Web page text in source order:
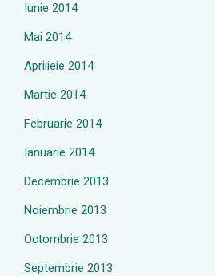
Iunie 2014
Mai 2014
Aprilieie 2014
Martie 2014
Februarie 2014
Ianuarie 2014
Decembrie 2013
Noiembrie 2013
Octombrie 2013
Septembrie 2013